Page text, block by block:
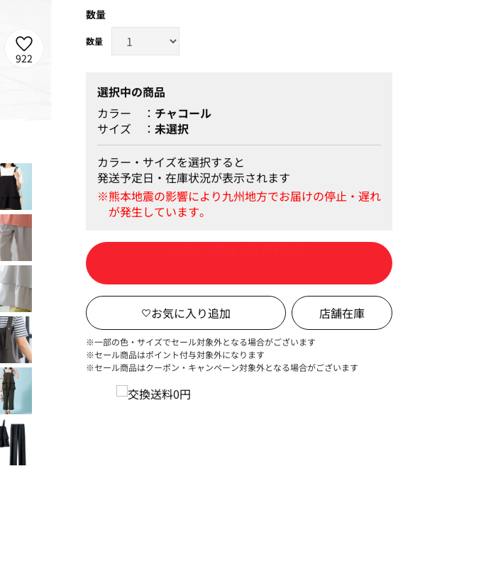
922
数量
選択中の商品
カラー
チャコール
サイズ
未選択
カラー・サイズを選択すると
発送予定日・在庫状況が表示されます
店舗在庫
※一部の色・サイズでセール対象外となる場合がございます
※セール商品はポイント付与対象外になります
※セール商品はクーポン・キャンペーン対象外となる場合がございます